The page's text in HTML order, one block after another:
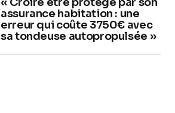
assurance habitation : une
erreur qui coûte 3750€ avec
sa tondeuse autopropulsée »